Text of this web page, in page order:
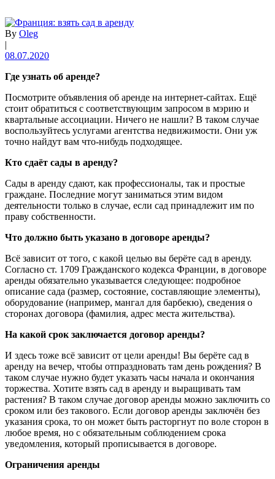
By Oleg
|
08.07.2020
Где узнать об аренде?
Посмотрите объявления об аренде на интернет-сайтах. Ещё
стоит обратиться с соответствующим запросом в мэрию и
квартальные ассоциации. Ничего не нашли? В таком случае
воспользуйтесь услугами агентства недвижимости. Они уж
точно найдут вам что-нибудь подходящее.
Кто сдаёт сады в аренду?
Сады в аренду сдают, как профессионалы, так и простые
граждане. Последние могут заниматься этим видом
деятельности только в случае, если сад принадлежит им по
праву собственности.
Что должно быть указано в договоре аренды?
Всё зависит от того, с какой целью вы берёте сад в аренду.
Согласно ст. 1709 Гражданского кодекса Франции, в договоре
аренды обязательно указывается следующее: подробное
описание сада (размер, состояние, составляющие элементы),
оборудование (например, мангал для барбекю), сведения о
сторонах договора (фамилия, адрес места жительства).
На какой срок заключается договор аренды?
И здесь тоже всё зависит от цели аренды! Вы берёте сад в
аренду на вечер, чтобы отпраздновать там день рождения? В
таком случае нужно будет указать часы начала и окончания
торжества. Хотите взять сад в аренду и выращивать там
растения? В таком случае договор аренды можно заключить со
сроком или без такового. Если договор аренды заключён без
указания срока, то он может быть расторгнут по воле сторон в
любое время, но с обязательным соблюдением срока
уведомления, который прописывается в договоре.
Ограничения аренды